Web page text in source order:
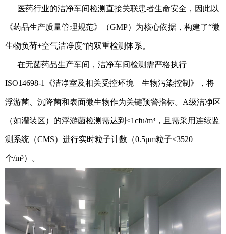
医药行业的洁净车间检测直接关联患者生命安全，因此以
《药品生产质量管理规范》（GMP）为核心依据，构建了“微
生物负荷+空气洁净度”的双重检测体系。
在无菌药品生产车间，洁净车间检测需严格执行
ISO14698-1《洁净室及相关受控环境—生物污染控制》，将
浮游菌、沉降菌和表面微生物作为关键预警指标。A级洁净区
（如灌装区）的浮游菌检测需达到≤1cfu/m³，且需采用连续监
测系统（CMS）进行实时粒子计数（0.5μm粒子≤3520
个/m³）。